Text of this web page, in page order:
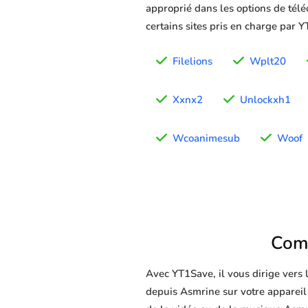
approprié dans les options de
certains sites pris en charge par
Filelions Wplt20
Xxnx2 Unlockxh1
Wcoanimesub Woof
Avec YT1Save, il vous dirige
depuis Asmrine sur votre